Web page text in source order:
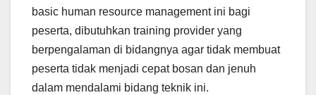
basic human resource management ini bagi
peserta, dibutuhkan training provider yang
berpengalaman di bidangnya agar tidak membuat
peserta tidak menjadi cepat bosan dan jenuh
dalam mendalami bidang teknik ini.